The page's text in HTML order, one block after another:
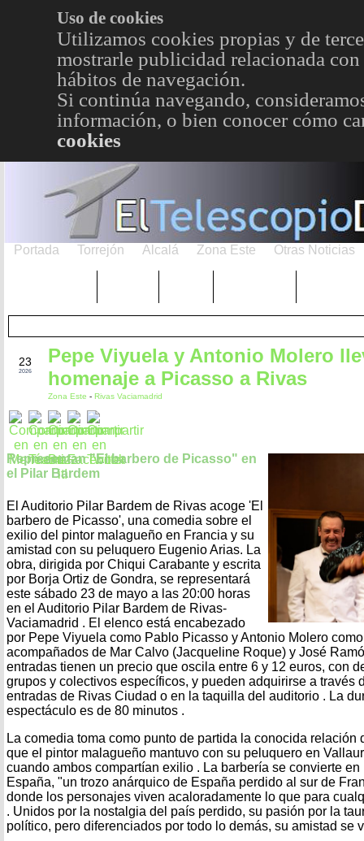
Uso de cookies
Utilizamos cookies propias y de
mostrarle publicidad relacionada
hábitos de navegación.
Si continúa navegando,
información, o bien conocer cómo
cookies
Portada Torrejón Alcalá Zona Este Otras Noticias
23
2026
Pepe Viyuela y Antonio Molero
homenaje a Picasso a Rivas
Zona Este - Rivas Vaciamadrid
Representan "El barbero de Picasso" en
el Pilar Bardem
El Auditorio Pilar Bardem de Rivas acoge 'El
barbero de Picasso', una comedia sobre el
exilio del pintor malagueño en Francia y su
amistad con su peluquero Eugenio Arias. La
obra, dirigida por Chiqui Carabante y escrita
por Borja Ortiz de Gondra, se representará
este sábado 23 de mayo a las 20:00 horas
en el Auditorio Pilar Bardem de Rivas-
Vaciamadrid . El elenco está encabezado
por Pepe Viyuela como Pablo Picasso y Antonio Molero
acompañados de Mar Calvo (Jacqueline Roque) y José
entradas tienen un precio que oscila entre 6 y 12 euros, con
grupos y colectivos específicos, y pueden adquirirse a través
entradas de Rivas Ciudad o en la taquilla del auditorio . La
espectáculo es de 80 minutos .
La comedia toma como punto de partida la conocida relación
que el pintor malagueño mantuvo con su peluquero en
cuando ambos compartían exilio . La barbería se convierte
España, "un trozo anárquico de España perdido al sur de
donde los personajes viven acaloradamente lo que para
. Unidos por la nostalgia del país perdido, su pasión por la
político, pero diferenciados por todo lo demás, su amistad se